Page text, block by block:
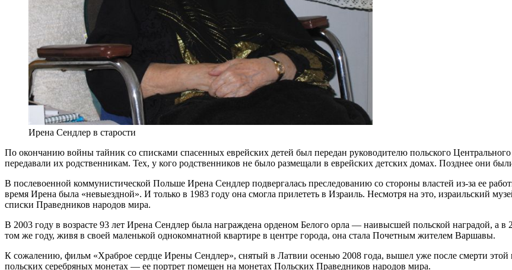
Ирена Сендлер в старости
По окончанию войны тайник со списками спасенных еврейских детей был передан руководителю польского
передавали их родственникам. Тех, у кого родственников не было размещали в еврейских детских домах. Позднее они
В послевоенной коммунистической Польше Ирена Сендлер подвергалась преследованию со стороны властей из-за ее
время Ирена была «невыездной». И только в 1983 году она смогла прилететь в Израиль. Несмотря на это, израильский
списки Праведников народов мира.
В 2003 году в возрасте 93 лет Ирена Сендлер была награждена орденом Белого орла — наивысшей польской наградой,
том же году, живя в своей маленькой однокомнатной квартире в центре города, она стала Почетным жителем Варшавы.
К сожалению, фильм «Храброе сердце Ирены Сендлер», снятый в Латвии осенью 2008 года, вышел уже после смерти
польских серебряных монетах — ее портрет помещен на монетах Польских Праведников народов мира.